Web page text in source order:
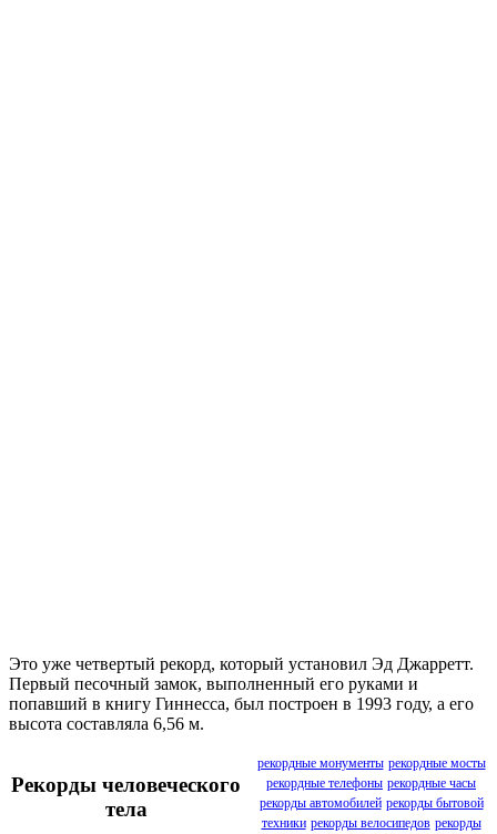
Это уже четвертый рекорд, который установил Эд Джарретт.
Первый песочный замок, выполненный его руками и
попавший в книгу Гиннесса, был построен в 1993 году, а его
высота составляла 6,56 м.
Рекорды человеческого
тела
рекордные монументы рекордные мосты
рекордные телефоны рекордные часы
рекорды автомобилей рекорды бытовой
техники рекорды велосипедов рекорды